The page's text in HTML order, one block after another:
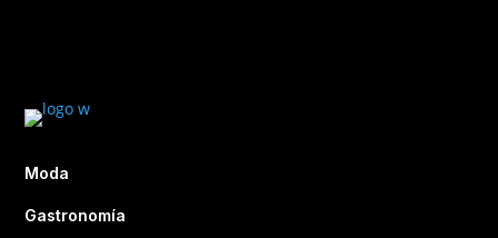
Moda
Gastronomía